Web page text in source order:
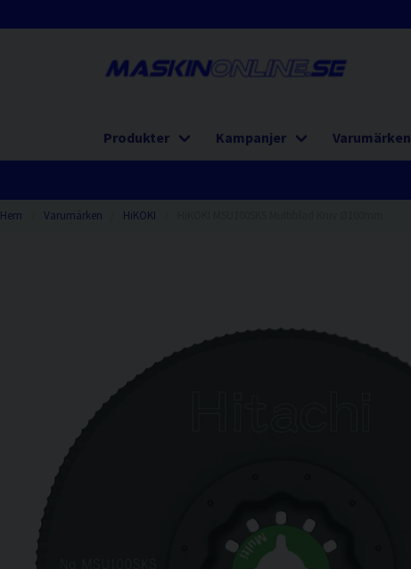
Produkter Kampanjer Varumärken
Hem Varumärken HiKOKI